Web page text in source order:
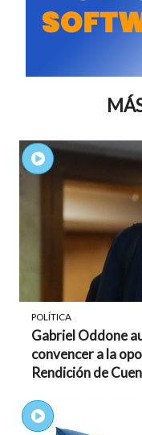
POLÍTICA
Gabriel Oddone
convencer a la
Rendición de